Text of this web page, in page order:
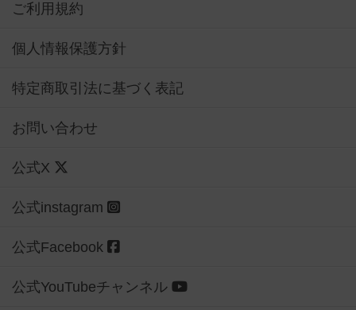
ご利用規約
個人情報保護方針
特定商取引法に基づく表記
お問い合わせ
公式X
公式instagram
公式Facebook
公式YouTubeチャンネル